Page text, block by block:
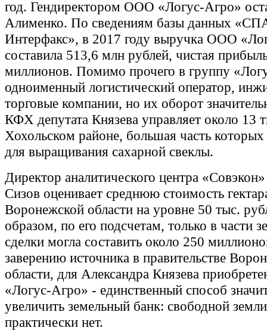
год. Гендиректором ООО «Логус-Агро»
Алименко. По сведениям базы данных
Интерфакс», в 2017 году выручка ООО
составила 513,6 млн рублей, чистая
миллионов. Помимо прочего в группу
одноименный логистический оператор,
торговые компании, но их оборот
КФХ депутата Князева управляет около 13
Хохольском районе, большая часть которых
для выращивания сахарной свеклы.
Директор аналитического центра
Сизов оценивает среднюю стоимость
Воронежской области на уровне 50 тыс.
образом, по его подсчетам, только в части
сделки могла составить около 250
заверению источника в правительстве
области, для Александра Князева
«Логус-Агро» - единственный способ
увеличить земельный банк: свободной
практически нет.